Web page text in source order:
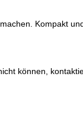
Kompakt
können,